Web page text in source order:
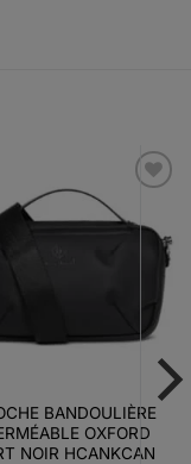
à la liste
d’envies
BANDOULIÈRE
OXFORD
NOIR HCANKCAN